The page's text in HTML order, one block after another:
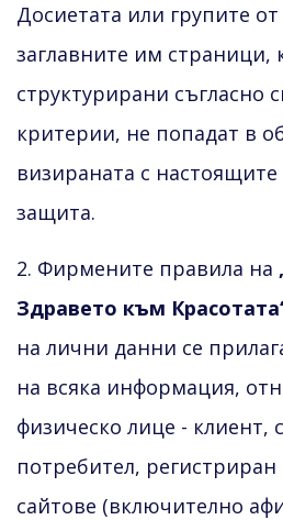
Досиетата или групите
заглавните им страници,
структурирани съгласно
критерии, не попадат в
визираната с
защита.
2. Фирмените правила на
Здравето към
на лични данни се
на всяка информация,
физическо лице - клиент,
потребител, регистриран
сайтове (включително